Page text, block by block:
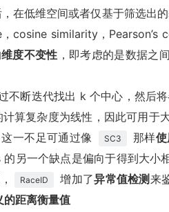
在低维空间或者仅基于筛选出
cosine similarity，Pearson’s
维度不变性 ，即考虑的是数据之
不断迭代找出 k 个中心，然后
算复杂度为线性，因此可用于
一不足可通过像
SC3 那样
另一个缺点是偏向于得到大小
RaceID 增加了异常值检测来
的距离衡量值